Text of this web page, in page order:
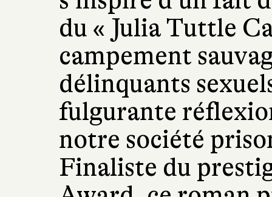
du « Julia Tuttle
campement
délinquants
fulgurante
notre société
Finaliste du